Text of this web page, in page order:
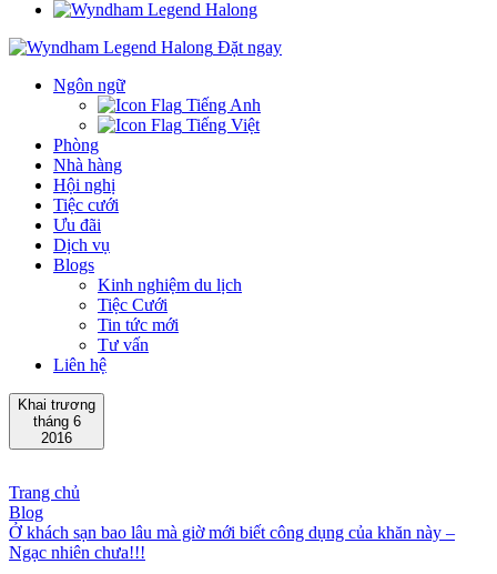
Đặt ngay
Ngôn ngữ
Tiếng Anh
Tiếng Việt
Phòng
Nhà hàng
Hội nghị
Tiệc cưới
Ưu đãi
Dịch vụ
Blogs
Kinh nghiệm du lịch
Tiệc Cưới
Tin tức mới
Tư vấn
Liên hệ
Khai trương
tháng 6
2016
Trang chủ
Blog
Ở khách sạn bao lâu mà giờ mới biết công dụng của khăn này –
Ngạc nhiên chưa!!!